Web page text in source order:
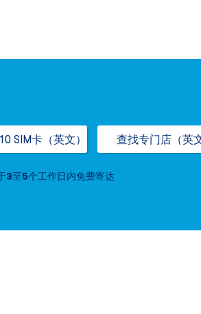
SIM卡（英文） 查找专门店（英文
3至5个工作日内免费寄达